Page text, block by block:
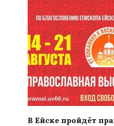
В Ейске пройдёт